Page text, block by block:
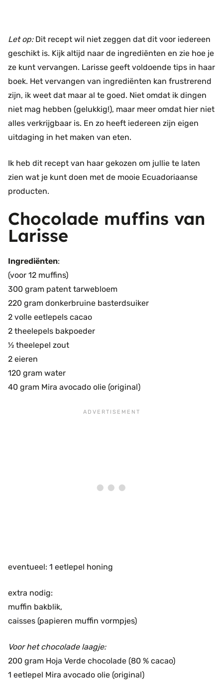
Let op:Dit recept wil niet zeggen dat dit voor iedereen
geschikt is. Kijk altijd naar de ingrediënten en zie hoe je
ze kunt vervangen. Larisse geeft voldoende tips in haar
boek. Het vervangen van ingrediënten kan frustrerend
zijn, ik weet dat maar al te goed. Niet omdat ik dingen
niet mag hebben (gelukkig!), maar meer omdat hier niet
alles verkrijgbaar is. En zo heeft iedereen zijn eigen
uitdaging in het maken van eten.
Ik heb dit recept van haar gekozen om jullie te laten
zien wat je kunt doen met de mooie Ecuadoriaanse
producten.
Chocolade muffins van
Larisse
Ingrediënten:
(voor 12 muffins)
300 gram patent tarwebloem
220 gram donkerbruine basterdsuiker
2 volle eetlepels cacao
2 theelepels bakpoeder
½ theelepel zout
2 eieren
120 gram water
40 gram Mira avocado olie (original)
eventueel: 1 eetlepel honing
extra nodig:
muffin bakblik,
caisses (papieren muffin vormpjes)
Voor het chocolade laagje:
200 gram Hoja Verde chocolade (80 % cacao)
1 eetlepel Mira avocado olie (original)